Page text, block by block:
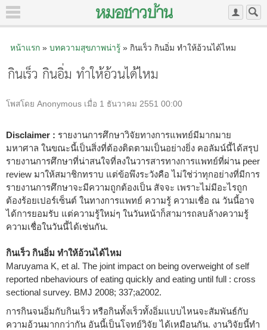
หน้าแรก» บทความสุขภาพน่ารู้» กินเร็ว กินอิ่ม ทำให้อ้วนได้ไหม
กินเร็ว กินอิ่ม ทำให้อ้วนได้ไหม
โพสโดย Anonymous เมื่อ 1 ธันวาคม 2551 00:00
Disclaimer : รายงานการศึกษาวิจัยทางการแพทย์มีมากมาย
มหาศาล ในขณะนี้เป็นสิ่งที่ต้องติดตามเป็นอย่างยิ่ง คอลัมน์นี้ได้สรุป
รายงานการศึกษาที่น่าสนใจที่ลงในวารสารทางการแพทย์ที่ผ่าน peer
review มาให้สมาชิกทราบ แต่ข้อพึงระวังคือ ไม่ใช่ว่าทุกอย่างที่มีการ
รายงานการศึกษาจะมีความถูกต้องเป็น สัจจะ เพราะไม่มีอะไรถูก
ต้องร้อยเปอร์เซ็นต์ ในทางการแพทย์ ความรู้ ความเชื่อ ณ วันนี้อาจ
ได้การยอมรับ แต่ความรู้ใหม่ๆ ในวันหน้าก็สามารถลบล้างความรู้
ความเชื่อในวันนี้ได้เช่นกัน.
กินเร็ว กินอิ่ม ทำให้อ้วนได้ไหม
Maruyama K, et al. The joint impact on being overweight of self
reported nbehaviours of eating quickly and eating until full : cross
sectional survey. BMJ 2008; 337;a2002.
การกินจนอิ่มกับกินเร็ว หรือกินทั้งเร็วทั้งอิ่มแบบไหนจะสัมพันธ์กับ
ความอ้วนมากกว่ากัน อันนี้เป็นโจทย์วิจัย ได้เหมือนกัน. งานวิจัยนี้ทำ